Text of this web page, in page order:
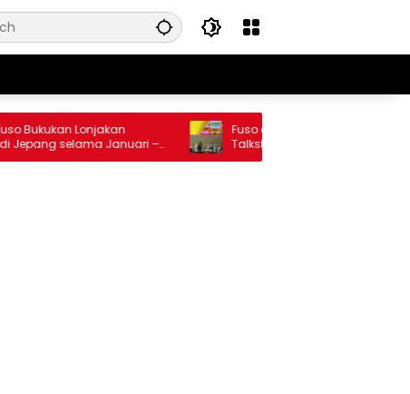
Lonjakan
selama Januari –
Fuso dan Kementerian ESDM Gelar
Talkshow, Bedah Roadmap B50
Dampaknya